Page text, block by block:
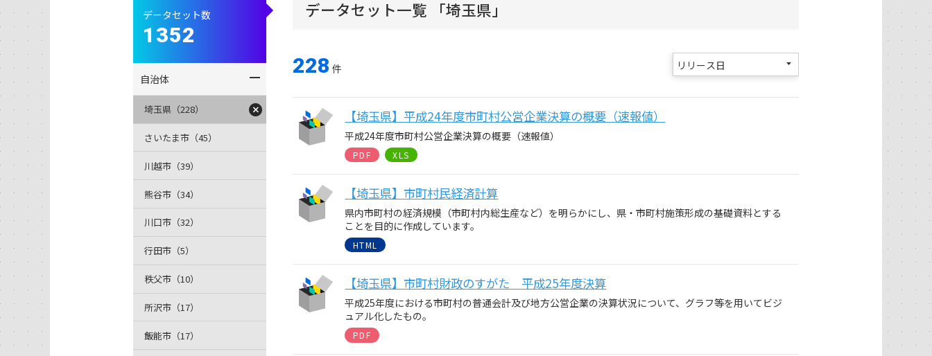
データセット一覧 「埼玉県」
228 件
【埼玉県】平成24年度市町村公営企業決算の概要（速報値）
平成24年度市町村公営企業決算の概要（速報値）
PDF XLS
【埼玉県】市町村民経済計算
県内市町村の経済規模（市町村内総生産など）を明らかにし、県・市町村施策形成の基礎資料とする
ことを目的に作成しています。
HTML
【埼玉県】市町村財政のすがた 平成25年度決算
平成25年度における市町村の普通会計及び地方公営企業の決算状況について、グラフ等を用いてビジ
ュアル化したもの。
PDF
データセット数
1352
自治体
埼玉県（228）
さいたま市（45）
川越市（39）
熊谷市（34）
川口市（32）
行田市（5）
秩父市（10）
所沢市（17）
飯能市（17）